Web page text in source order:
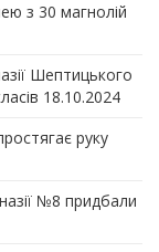
з 30 магнолій
Шептицького
18.10.2024
руку
№8 придбали